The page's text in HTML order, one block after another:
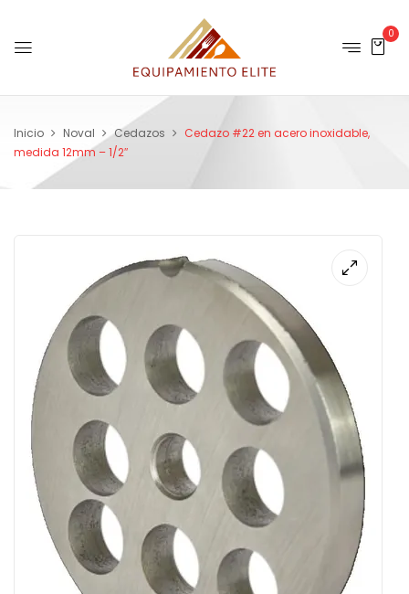
0
Inicio Noval Cedazos
Cedazo #22 en acero inoxidable,
medida 12mm – 1/2″